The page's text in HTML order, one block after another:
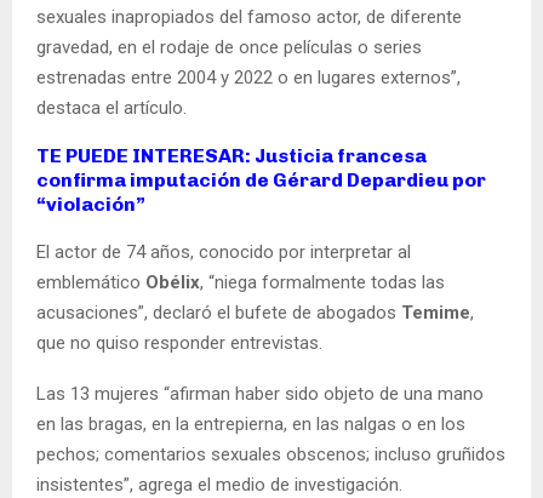
sexuales inapropiados del famoso actor, de diferente
gravedad, en el rodaje de once películas o series
estrenadas entre 2004 y 2022 o en lugares externos”,
destaca el artículo.
TE PUEDE INTERESAR: Justicia francesa
confirma imputación de Gérard Depardieu por
“violación”
El actor de 74 años, conocido por interpretar al
emblemático Obélix, “niega formalmente todas las
acusaciones”, declaró el bufete de abogados Temime,
que no quiso responder entrevistas.
Las 13 mujeres “afirman haber sido objeto de una mano
en las bragas, en la entrepierna, en las nalgas o en los
pechos; comentarios sexuales obscenos; incluso gruñidos
insistentes”, agrega el medio de investigación.